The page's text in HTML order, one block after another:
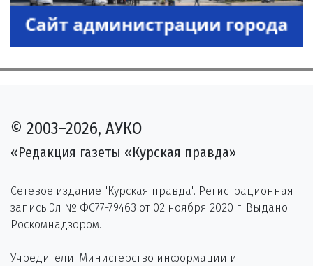
© 2003–2026, АУКО
«Редакция газеты «Курская правда»
Сетевое издание "Курская правда". Регистрационная
запись Эл № ФС77-79463 от 02 ноября 2020 г. Выдано
Роскомнадзором.
Учредители: Министерство информации и